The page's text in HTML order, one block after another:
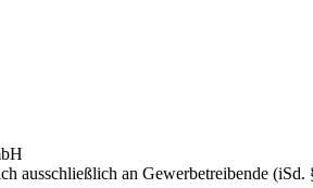
ausschließlich an Gewerbetreibende (iSd.